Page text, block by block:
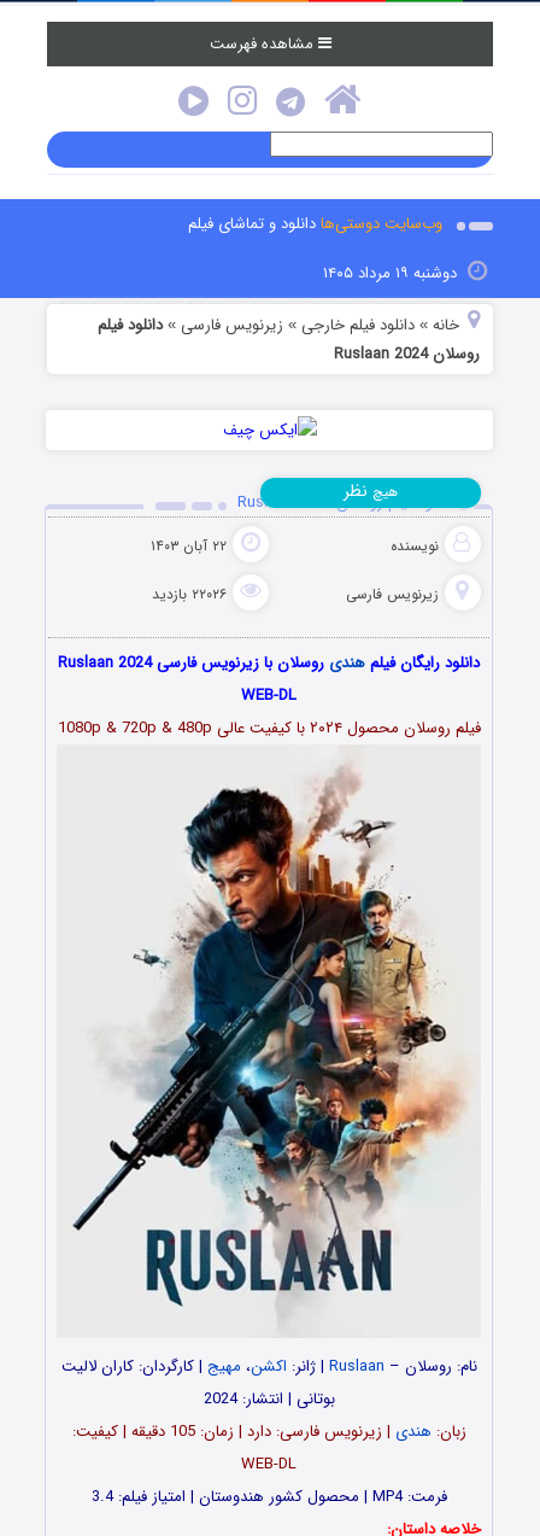
مشاهده فهرست
وب‌سایت دوستی‌هادانلود و تماشای فیلم
دوشنبه ۱۹ مرداد ۱۴۰۵
خانه »دانلود فیلم خارجی » زیرنویس فارسی »دانلود فیلم
روسلان Ruslaan 2024
دانلود فیلم روسلان Ruslaan 2024
نویسنده ۲۲ آبان ۱۴۰۳
زیرنویس فارسی ۲۲۰۲۶ بازدید
هیچ نظر
دانلود رایگان فیلمهندی
روسلان با زیرنویس فارسی Ruslaan 2024
WEB-DL
فیلم روسلان محصول ۲۰۲۴ با کیفیت عالی 1080p & 720p & 480p
نام: روسلان – Ruslaan | ژانر: اکشن، مهیج | کارگردان: کاران لالیت
بوتانی | انتشار: 2024
زبان: هندی
| زیرنویس فارسی: دارد | زمان: 105 دقیقه | کیفیت:
WEB-DL
فرمت: MP4 | محصول کشور هندوستان | امتیاز فیلم: 3.4
خلاصه داستان: